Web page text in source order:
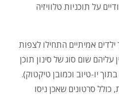
על תוכניות טלוויזיה
אמיתיים התחילו לצפות
שום סוג של סינון תוכן
יו-טיוב וכמובן טיקטוק).
כולל סרטונים שאכן ניסו